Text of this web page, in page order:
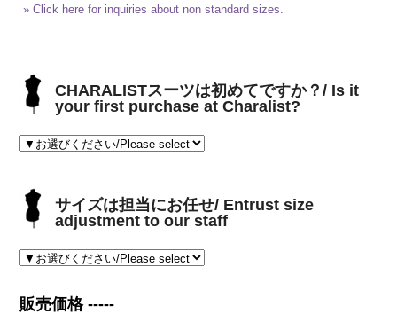
» Click here for inquiries about non standard sizes.
CHARALISTスーツは初めてですか？/ Is it
your first purchase at Charalist?
サイズは担当にお任せ/ Entrust size
adjustment to our staff
販売価格 -----